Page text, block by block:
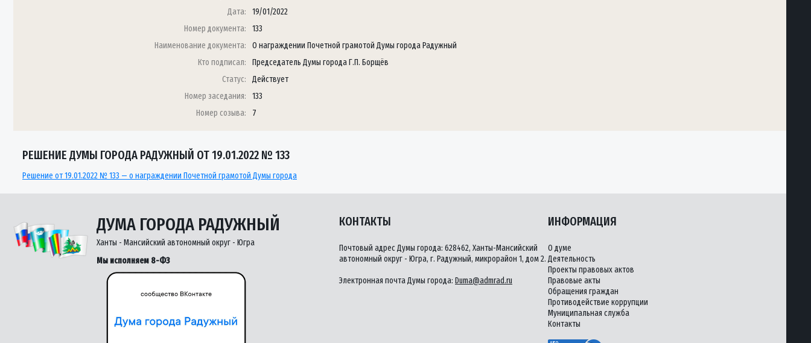
Дата:
19/01/2022
Номер документа:
133
Наименование документа:
О награждении Почетной грамотой Думы города Радужный
Кто подписал:
Председатель Думы города Г.П. Борщёв
Статус:
Действует
Номер заседания:
133
Номер созыва:
7
РЕШЕНИЕ ДУМЫ ГОРОДА РАДУЖНЫЙ ОТ 19.01.2022 № 133
Решение от 19.01.2022 № 133 — о награждении Почетной грамотой Думы города
ДУМА ГОРОДА РАДУЖНЫЙ
Ханты - Мансийский автономный округ - Югра
Мы исполняем 8-ФЗ
КОНТАКТЫ
Почтовый адрес Думы города: 628462, Ханты-Мансийский
автономный округ - Югра, г. Радужный, микрорайон 1, дом 2.
Электронная почта Думы города: Duma@admrad.ru
ИНФОРМАЦИЯ
О думе
Деятельность
Проекты правовых актов
Правовые акты
Обращения граждан
Противодействие коррупции
Муниципальная служба
Контакты